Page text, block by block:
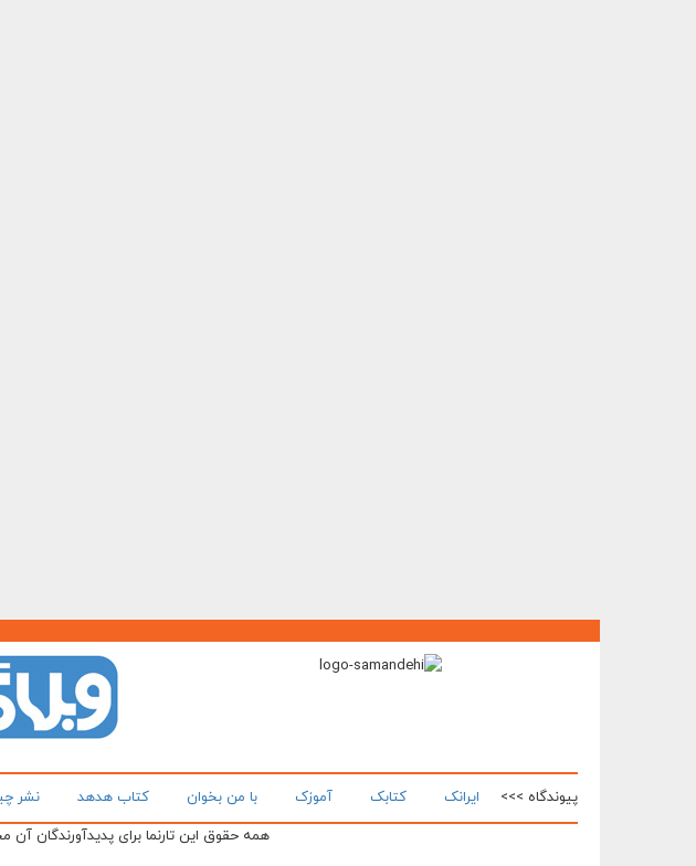
پیوندگاه >>> ایرانک کتابک آموزک با من بخوان کتاب هدهد
نشر
همه حقوق این تارنما برای پدیدآورندگان